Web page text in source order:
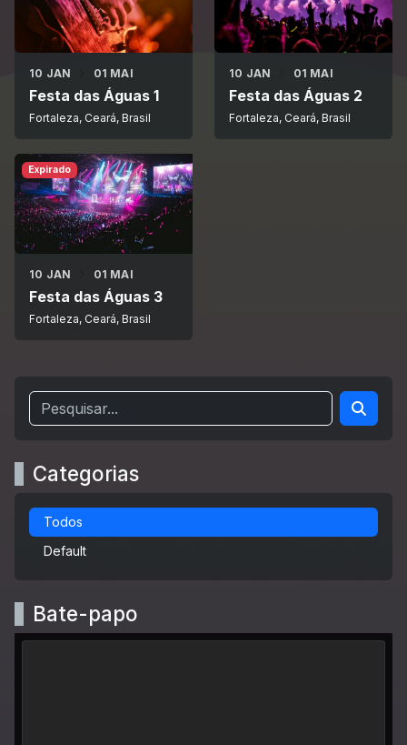
10 JAN 01 MAI
Festa das Águas 1
Fortaleza, Ceará, Brasil
10 JAN 01 MAI
Festa das Águas 2
Fortaleza, Ceará, Brasil
10 JAN 01 MAI
Festa das Águas 3
Fortaleza, Ceará, Brasil
Expirado
Categorias
Todos
Default
Bate-papo